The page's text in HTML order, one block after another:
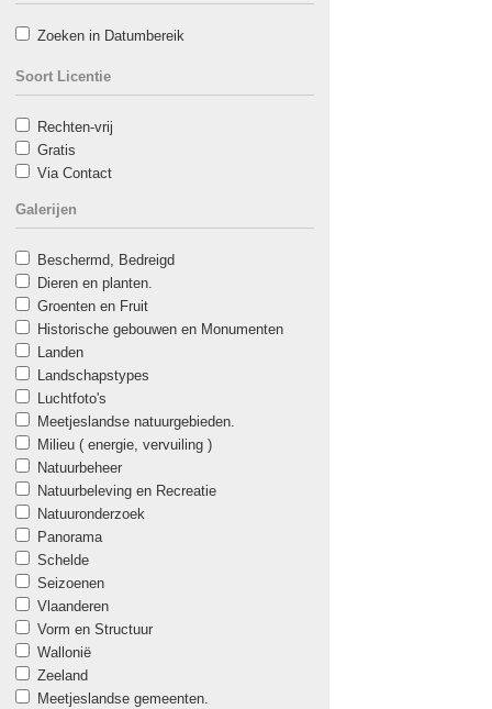
Zoeken in Datumbereik
Soort Licentie
Rechten-vrij
Gratis
Via Contact
Galerijen
Beschermd, Bedreigd
Dieren en planten.
Groenten en Fruit
Historische gebouwen en Monumenten
Landen
Landschapstypes
Luchtfoto's
Meetjeslandse natuurgebieden.
Milieu ( energie, vervuiling )
Natuurbeheer
Natuurbeleving en Recreatie
Natuuronderzoek
Panorama
Schelde
Seizoenen
Vlaanderen
Vorm en Structuur
Wallonië
Zeeland
Meetjeslandse gemeenten.